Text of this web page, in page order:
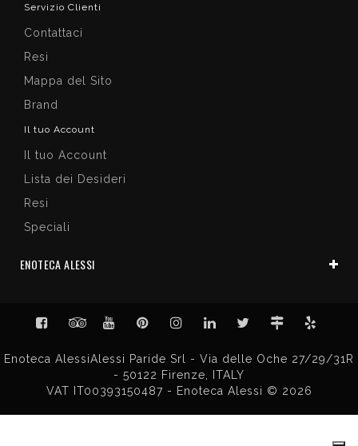
Servizio Clienti
Contattaci
Resi
Mappa del Sito
Brand
Il tuo Account
Il tuo Account
Lista dei Desideri
Resi
Speciali
ENOTECA ALESSI
Enoteca AlessiAlessi Paride Srl - Via delle Oche 27/29/31R
- 50122 Firenze, ITALY
VAT IT00393150487 - Enoteca Alessi © 2026